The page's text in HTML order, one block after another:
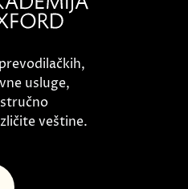
usluge,
veštine.